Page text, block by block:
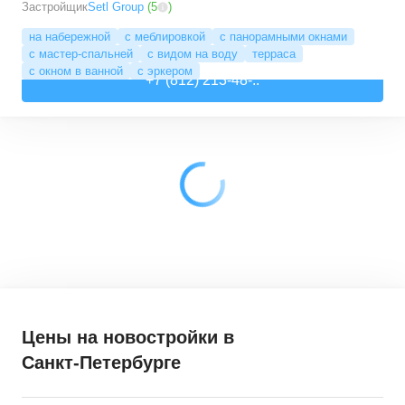
ЗастройщикSetl Group (5 )
на набережной с меблировкой
с панорамными окнами
с мастер-спальней
с видом на воду
терраса
с окном в ванной
с эркером
+7 (812) 213-48-..
Цены на новостройки в
Санкт-Петербурге